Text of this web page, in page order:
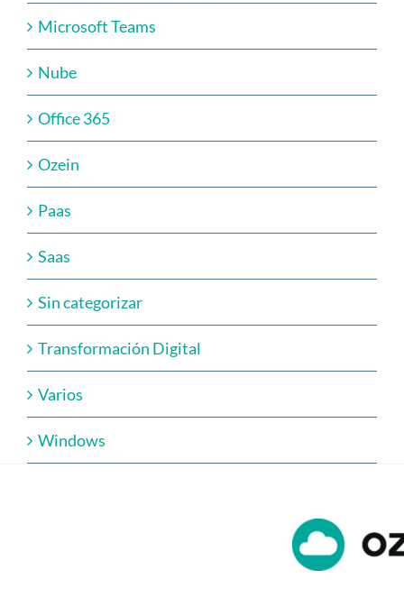
Microsoft Teams
Nube
Office 365
Ozein
Paas
Saas
Sin categorizar
Transformación Digital
Varios
Windows